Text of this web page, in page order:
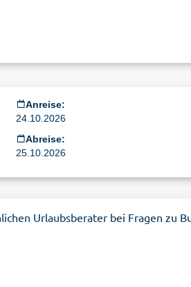
Anreise:
24.10.2026
Abreise:
25.10.2026
Urlaubsberater bei Fragen zu